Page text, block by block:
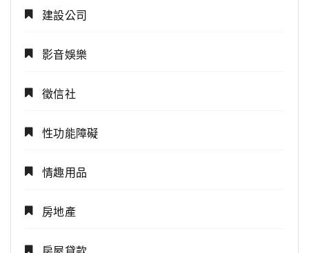
建設公司
影音娛樂
徵信社
性功能障礙
情趣用品
房地產
房屋貸款